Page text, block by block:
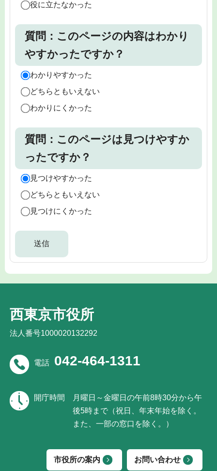
役に立たなかった
質問：このページの内容はわかり
やすかったですか？
わかりやすかった
どちらともいえない
わかりにくかった
質問：このページは見つけやすか
ったですか？
見つけやすかった
どちらともいえない
見つけにくかった
西東京市役所
法人番号1000020132292
電話 042-464-1311
開庁時間
月曜日～金曜日の午前8時30分から午
後5時まで（祝日、年末年始を除く。
また、一部の窓口を除く。）
市役所の案内 お問い合わせ